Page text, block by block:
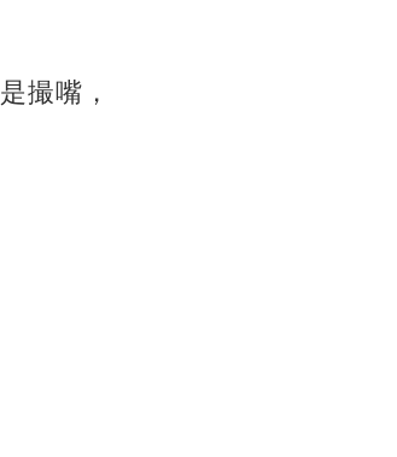
撮嘴，